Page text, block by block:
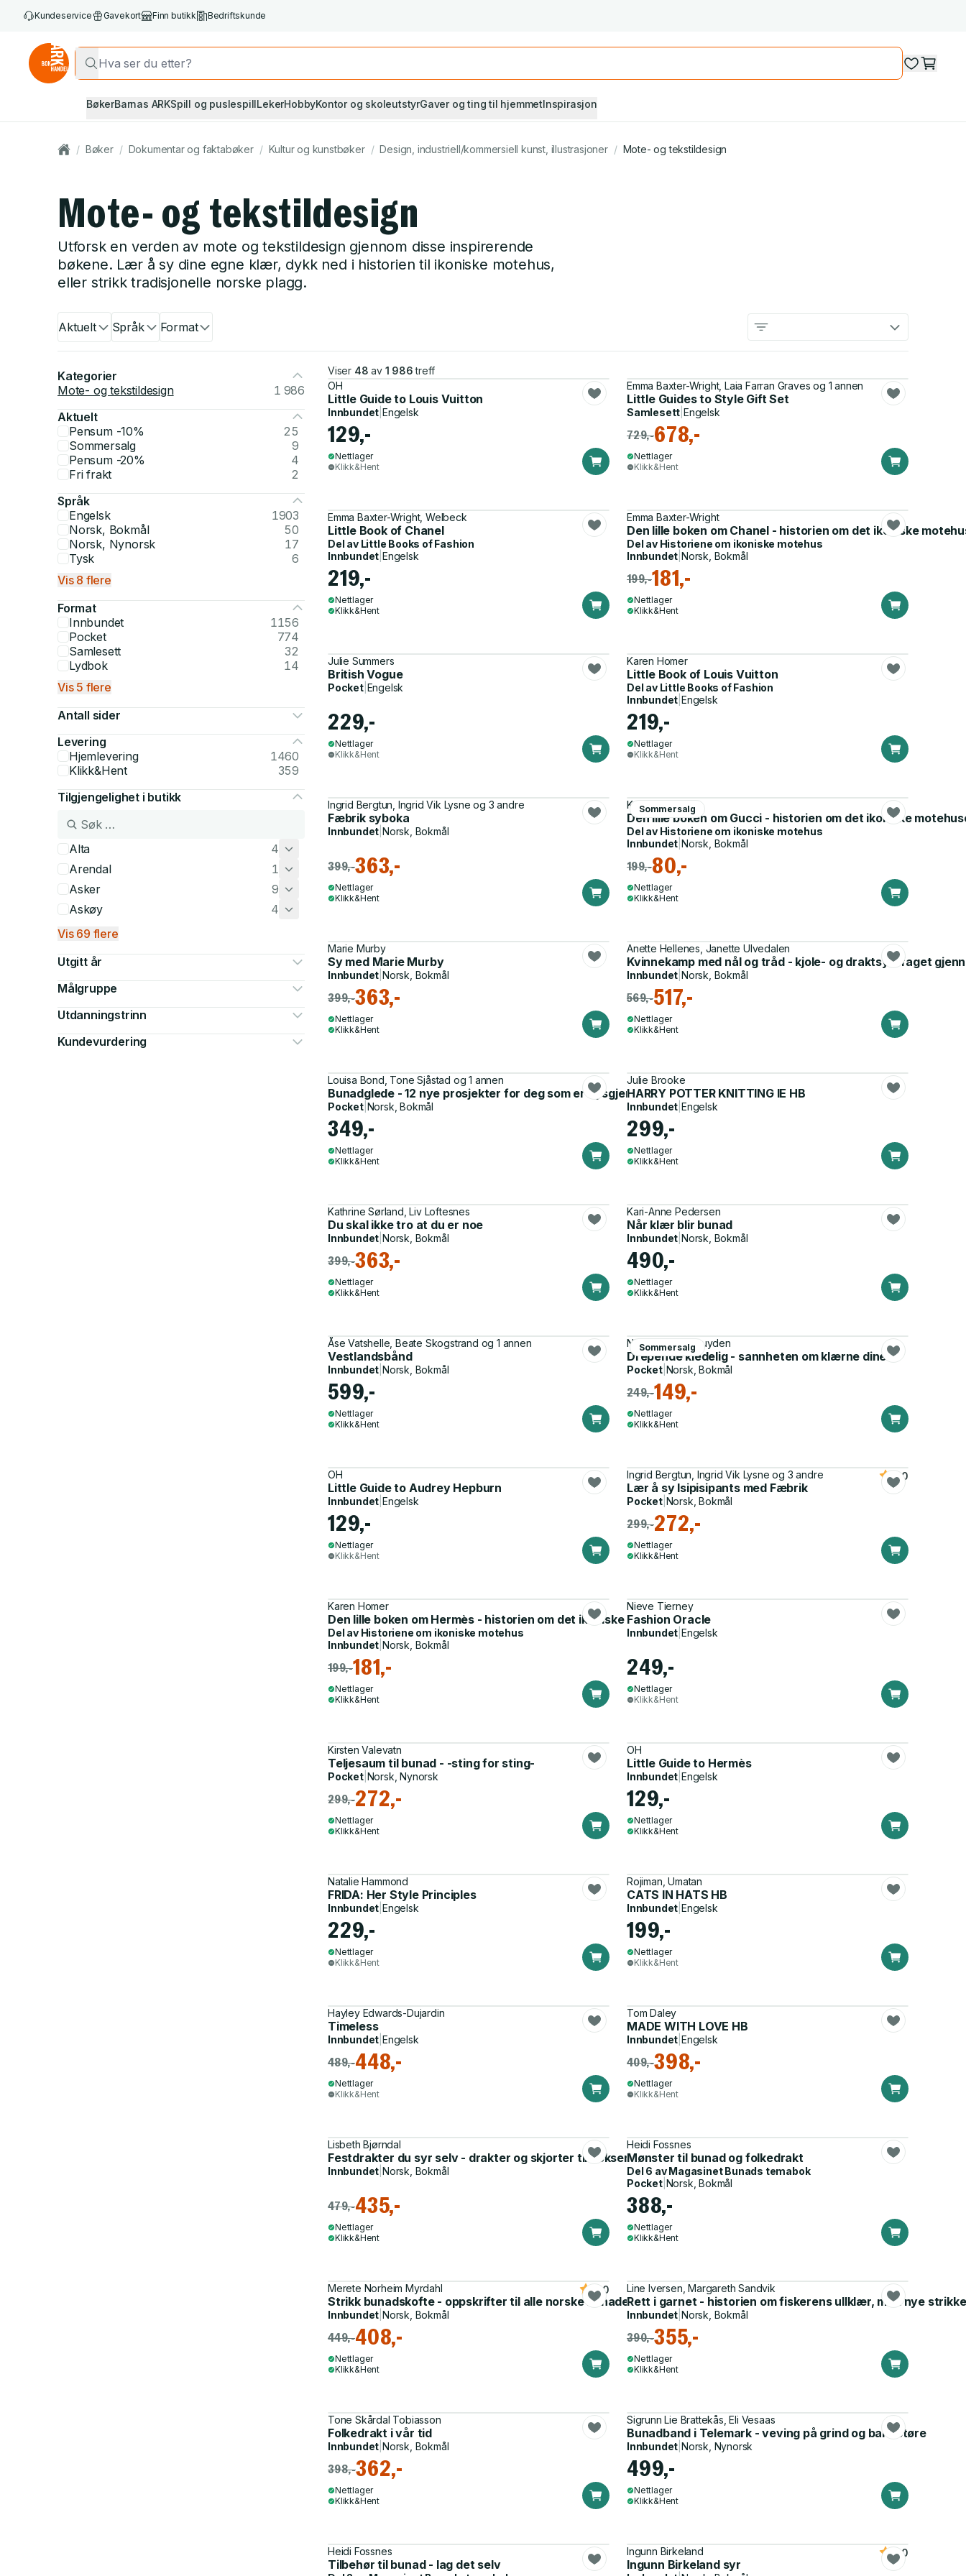
Kundeservice Gavekort Finn butikk Bedriftskunde
BøkerBarnas ARKSpill og puslespillLekerHobbyKontor og skoleutstyrGaver og ting til hjemmetInspirasjon
/ Bøker / Dokumentar og faktabøker / Kultur og kunstbøker / Design, industriell/kommersiell kunst, illustrasjoner / Mote- og tekstildesign
Mote- og tekstildesign
Utforsk en verden av mote og tekstildesign gjennom disse inspirerende
bøkene. Lær å sy dine egne klær, dykk ned i historien til ikoniske motehus,
eller strikk tradisjonelle norske plagg.
Aktuelt Språk Format
Kategorier
Mote- og tekstildesign
1 986
Aktuelt
Pensum -10%
25
Sommersalg
9
Pensum -20%
4
Fri frakt
2
Språk
Engelsk
1903
Norsk, Bokmål
50
Norsk, Nynorsk
17
Tysk
6
Vis 8 flere
Format
Innbundet
1156
Pocket
774
Samlesett
32
Lydbok
14
Vis 5 flere
Antall sider
Levering
Hjemlevering
1460
Klikk&Hent
359
Tilgjengelighet i butikk
Alta
4
Arendal
1
Asker
9
Askøy
4
Vis 69 flere
Utgitt år
Målgruppe
Utdanningstrinn
Kundevurdering
Viser 48 av 1 986 treff
OH
Little Guide to Louis Vuitton
Innbundet |Engelsk
129,-
Nettlager
Klikk&Hent
Emma Baxter-Wright, Laia Farran Graves og 1 annen
Little Guides to Style Gift Set
Samlesett |Engelsk
729,-678,-
Nettlager
Klikk&Hent
Emma Baxter-Wright, Welbeck
Little Book of Chanel
Del av Little Books of Fashion
Innbundet |Engelsk
219,-
Nettlager
Klikk&Hent
Emma Baxter-Wright
Den lille boken om Chanel - historien om det ikoniske
Del av Historiene om ikoniske motehus
Innbundet |Norsk, Bokmål
199,-181,-
Nettlager
Klikk&Hent
Julie Summers
British Vogue
Pocket| Engelsk
229,-
Nettlager
Klikk&Hent
Karen Homer
Little Book of Louis Vuitton
Del av Little Books of Fashion
Innbundet |Engelsk
219,-
Nettlager
Klikk&Hent
Ingrid Bergtun, Ingrid Vik Lysne og 3 andre
Fæbrik syboka
Innbundet |Norsk, Bokmål
399,-363,-
Nettlager
Klikk&Hent
Sommersalg
Karen Homer
Den lille boken om Gucci - historien om det ikoniske
Del av Historiene om ikoniske motehus
Innbundet |Norsk, Bokmål
199,-80,-
Nettlager
Klikk&Hent
Marie Murby
Sy med Marie Murby
Innbundet |Norsk, Bokmål
399,-363,-
Nettlager
Klikk&Hent
Anette Hellenes, Janette Ulvedalen
Kvinnekamp med nål og tråd - kjole- og draktsyerfaget
Innbundet |Norsk, Bokmål
569,-517,-
Nettlager
Klikk&Hent
Louisa Bond, Tone Sjåstad og 1 annen
Bunadglede - 12 nye prosjekter for deg som er nysgjerrig på bunad
Pocket| Norsk, Bokmål
349,-
Nettlager
Klikk&Hent
Julie Brooke
HARRY POTTER KNITTING IE HB
Innbundet |Engelsk
299,-
Nettlager
Klikk&Hent
Kathrine Sørland, Liv Loftesnes
Du skal ikke tro at du er noe
Innbundet |Norsk, Bokmål
399,-363,-
Nettlager
Klikk&Hent
Kari-Anne Pedersen
Når klær blir bunad
Innbundet |Norsk, Bokmål
490,-
Nettlager
Klikk&Hent
Åse Vatshelle, Beate Skogstrand og 1 annen
Vestlandsbånd
Innbundet |Norsk, Bokmål
599,-
Nettlager
Klikk&Hent
Sommersalg
Niels Chr. Geelmuyden
Drepende kledelig - sannheten om klærne dine
Pocket| Norsk, Bokmål
249,-149,-
Nettlager
Klikk&Hent
OH
Little Guide to Audrey Hepburn
Innbundet |Engelsk
129,-
Nettlager
Klikk&Hent
Ingrid Bergtun, Ingrid Vik Lysne og 3 andre
Lær å sy Isipisipants med Fæbrik
5.0
Pocket| Norsk, Bokmål
299,-272,-
Nettlager
Klikk&Hent
Karen Homer
Den lille boken om Hermès - historien om det ikoniske motehuset
Del av Historiene om ikoniske motehus
Innbundet |Norsk, Bokmål
199,-181,-
Nettlager
Klikk&Hent
Nieve Tierney
Fashion Oracle
Innbundet |Engelsk
249,-
Nettlager
Klikk&Hent
Kirsten Valevatn
Teljesaum til bunad - -sting for sting-
Pocket| Norsk, Nynorsk
299,-272,-
Nettlager
Klikk&Hent
OH
Little Guide to Hermès
Innbundet |Engelsk
129,-
Nettlager
Klikk&Hent
Natalie Hammond
FRIDA: Her Style Principles
Innbundet |Engelsk
229,-
Nettlager
Klikk&Hent
Rojiman, Umatan
CATS IN HATS HB
Innbundet |Engelsk
199,-
Nettlager
Klikk&Hent
Hayley Edwards-Dujardin
Timeless
Innbundet |Engelsk
489,-448,-
Nettlager
Klikk&Hent
Tom Daley
MADE WITH LOVE HB
Innbundet |Engelsk
409,-398,-
Nettlager
Klikk&Hent
Lisbeth Bjørndal
Festdrakter du syr selv - drakter og skjorter til voksen og barn
Innbundet |Norsk, Bokmål
479,-435,-
Nettlager
Klikk&Hent
Heidi Fossnes
Mønster til bunad og folkedrakt
Del 6 avMagasinet Bunads temabok
Pocket| Norsk, Bokmål
388,-
Nettlager
Klikk&Hent
Merete Norheim Myrdahl
Strikk bunadskofte - oppskrifter til alle norske bunader
4.0
Innbundet |Norsk, Bokmål
449,-408,-
Nettlager
Klikk&Hent
Line Iversen, Margareth Sandvik
Rett i garnet - historien om fiskerens ullklær, med nye
Innbundet |Norsk, Bokmål
390,-355,-
Nettlager
Klikk&Hent
Tone Skårdal Tobiasson
Folkedrakt i vår tid
Innbundet |Norsk, Bokmål
398,-362,-
Nettlager
Klikk&Hent
Sigrunn Lie Brattekås, Eli Vesaas
Bunadband i Telemark - veving på grind og bandstøre
Innbundet |Norsk, Nynorsk
499,-
Nettlager
Klikk&Hent
Heidi Fossnes
Tilbehør til bunad - lag det selv
Ingunn Birkeland
Ingunn Birkeland syr
5.0